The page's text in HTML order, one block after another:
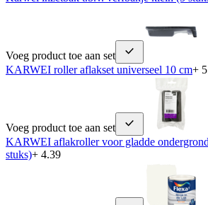
Voeg product toe aan set
KARWEI roller aflakset universeel 10 cm+
Voeg product toe aan set
KARWEI aflakroller voor gladde
stuks)+ 4.39